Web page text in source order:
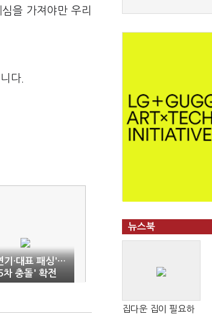
을 가져야만 우리
다.
기·대표 패싱'…
차 충돌' 확전
뉴스북
집다운 집이 필요하